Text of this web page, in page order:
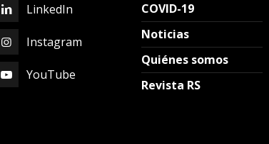
LinkedIn
Instagram
YouTube
COVID-19
Noticias
Quiénes somos
Revista RS